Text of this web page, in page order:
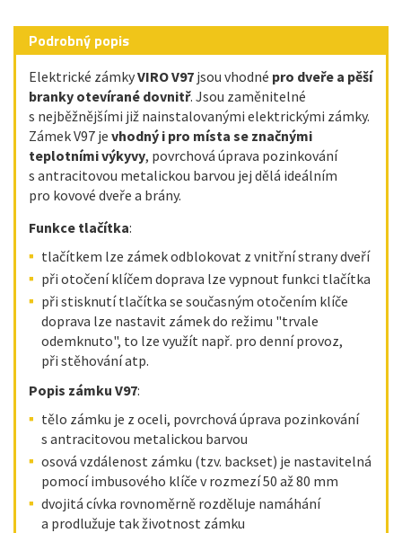
Podrobný popis
Elektrické zámkyVIRO V97 jsou vhodné pro dveře a pěší
branky otevírané dovnitř. Jsou zaměnitelné
s nejběžnějšími již nainstalovanými elektrickými zámky.
Zámek V97 je vhodný i pro místa se značnými
teplotními výkyvy, povrchová úprava pozinkování
s antracitovou metalickou barvou jej dělá ideálním
pro kovové dveře a brány.
Funkce tlačítka:
tlačítkem lze zámek odblokovat z vnitřní strany dveří
při otočení klíčem doprava lze vypnout funkci tlačítka
při stisknutí tlačítka se současným otočením klíče
doprava lze nastavit zámek do režimu "trvale
odemknuto", to lze využít např. pro denní provoz,
při stěhování atp.
Popis zámku V97:
tělo zámku je z oceli, povrchová úprava pozinkování
s antracitovou metalickou barvou
osová vzdálenost zámku (tzv. backset) je nastavitelná
pomocí imbusového klíče v rozmezí 50 až 80 mm
dvojitá cívka rovnoměrně rozděluje namáhání
a prodlužuje tak životnost zámku